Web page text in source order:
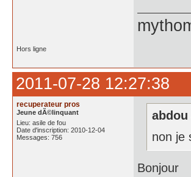
Hors ligne
2011-07-28 12:27:38
recuperateur pros
Jeune dÃ©linquant
Lieu: asile de fou
Date d'inscription: 2010-12-04
Messages: 756
non je
Bonjour